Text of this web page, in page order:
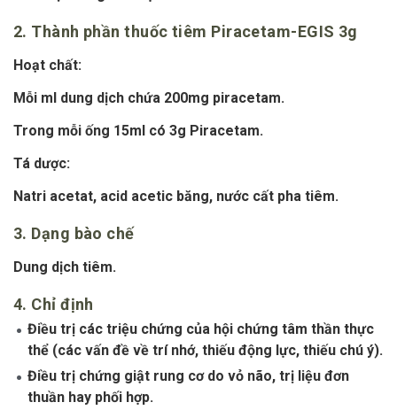
2. Thành phần thuốc tiêm Piracetam-EGIS 3g
Hoạt chất:
Mỗi ml dung dịch chứa 200mg piracetam.
Trong mỗi ống 15ml có 3g Piracetam.
Tá dược:
Natri acetat, acid acetic băng, nước cất pha tiêm.
3. Dạng bào chế
Dung dịch tiêm.
4. Chỉ định
Điều trị các triệu chứng của hội chứng tâm thần thực
thể (các vấn đề về trí nhớ, thiếu động lực, thiếu chú ý).
Điều trị chứng giật rung cơ do vỏ não, trị liệu đơn
thuần hay phối hợp.